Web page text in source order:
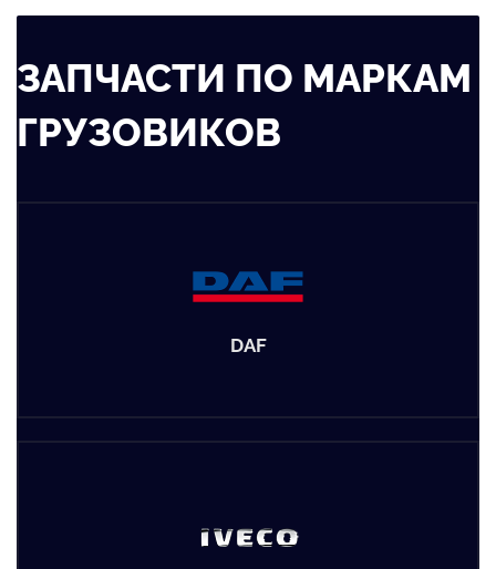
ЗАПЧАСТИ ПО МАРКАМ
ГРУЗОВИКОВ
DAF